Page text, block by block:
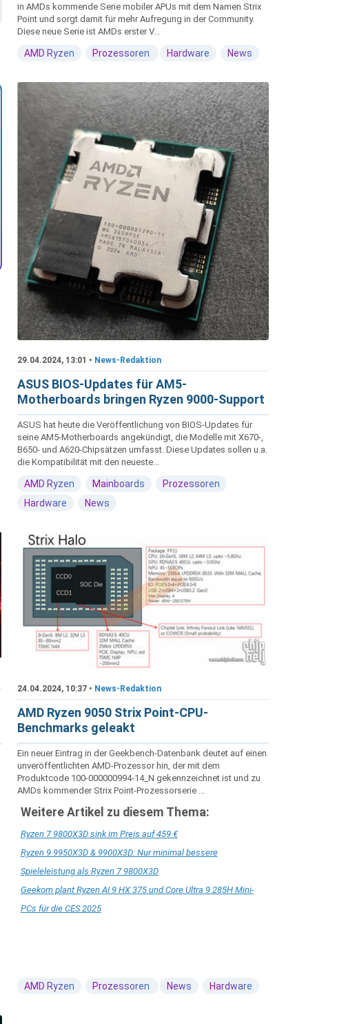
in AMDs kommende Serie mobiler APUs mit dem Namen Strix
Point und sorgt damit für mehr Aufregung in der Community.
Diese neue Serie ist AMDs erster V...
AMD Ryzen Prozessoren Hardware News
29.04.2024, 13:01 • News-Redaktion
ASUS BIOS-Updates für AM5-
Motherboards bringen Ryzen 9000-Support
ASUS hat heute die Veröffentlichung von BIOS-Updates für
seine AM5-Motherboards angekündigt, die Modelle mit X670-,
B650- und A620-Chipsätzen umfasst. Diese Updates sollen u.a.
die Kompatibilität mit den neueste...
AMD Ryzen Mainboards
Prozessoren
Hardware
News
24.04.2024, 10:37 • News-Redaktion
AMD Ryzen 9050 Strix Point-CPU-
Benchmarks geleakt
Ein neuer Eintrag in der Geekbench-Datenbank deutet auf einen
unveröffentlichten AMD-Prozessor hin, der mit dem
Produktcode 100-000000994-14_N gekennzeichnet ist und zu
AMDs kommender Strix Point-Prozessorserie ...
Weitere Artikel zu diesem Thema:
Ryzen 7 9800X3D sink im Preis auf 459 €
Ryzen 9 9950X3D & 9900X3D: Nur minimal bessere
Spieleleistung als Ryzen 7 9800X3D
Geekom plant Ryzen AI 9 HX 375 und Core Ultra 9 285H Mini-
PCs für die CES 2025
AMD Ryzen Prozessoren News Hardware